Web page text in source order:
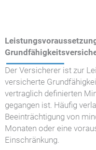
Der Versicherer ist zur
versicherte
vertraglich definierten
gegangen ist. Häufig
Beeinträchtigung von
Monaten oder eine
Einschränkung.